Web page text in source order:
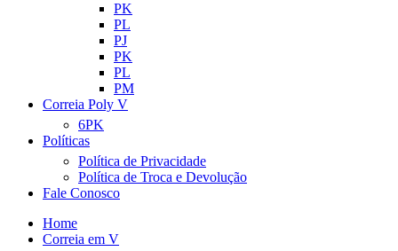
PK
PL
PJ
PK
PL
PM
Correia Poly V
6PK
Políticas
Política de Privacidade
Política de Troca e Devolução
Fale Conosco
Home
Correia em V